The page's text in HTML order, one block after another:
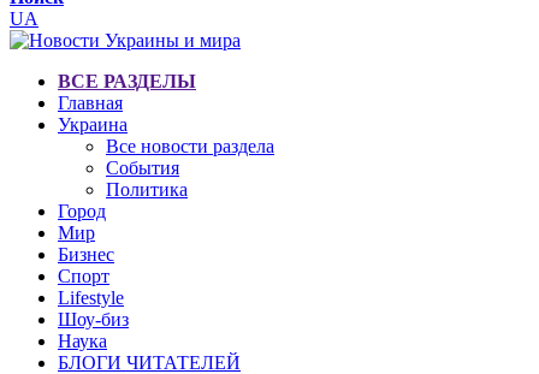
UA
ВСЕ РАЗДЕЛЫ
Главная
Украина
Все новости раздела
События
Политика
Город
Мир
Бизнес
Спорт
Lifestyle
Шоу-биз
Наука
БЛОГИ ЧИТАТЕЛЕЙ